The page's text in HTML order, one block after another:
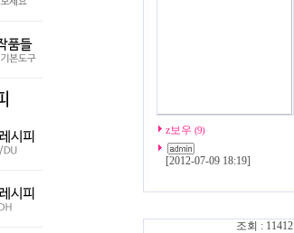
z보우 (9)
[2012-07-09 18:19]
조회 : 11412